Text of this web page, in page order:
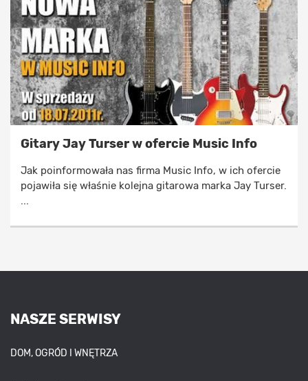
Gitary Jay Turser w ofercie Music Info
Jak poinformowała nas firma Music Info, w ich ofercie
pojawiła się właśnie kolejna gitarowa marka Jay Turser.
...
NASZE SERWISY
DOM, OGRÓD I WNĘTRZA